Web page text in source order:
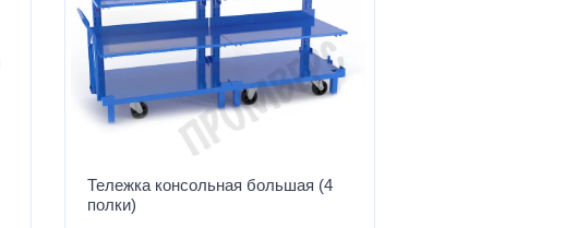
Тележка консольная большая (4
полки)